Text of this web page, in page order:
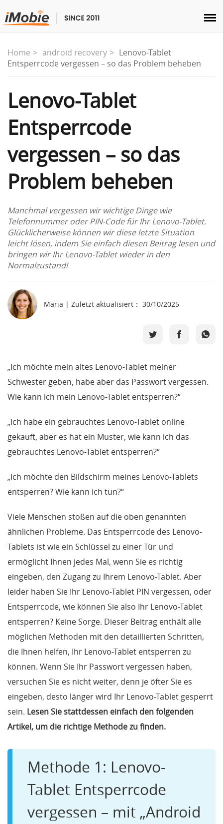
Entsperren & Wiederherstellen
Multimedia
Dienstprogramme
Lösungen
Store
Herunterladen
Support
Home android recovery
Lenovo-Tablet
Entsperrcode vergessen – so das Problem beheben
Lenovo-Tablet
Entsperrcode
vergessen – so das
Problem beheben
Manchmal vergessen wir wichtige Dinge wie
Telefonnummer oder PIN-Code für Ihr Lenovo-Tablet.
Glücklicherweise können wir diese letzte Situation
leicht lösen, indem Sie einfach diesen Beitrag lesen und
bringen wir Ihr Lenovo-Tablet wieder in den
Normalzustand!
Maria | Zuletzt aktualisiert： 30/10/2025
„Ich möchte mein altes Lenovo-Tablet meiner
Schwester geben, habe aber das Passwort vergessen.
Wie kann ich mein Lenovo-Tablet entsperren?“
„Ich habe ein gebrauchtes Lenovo-Tablet online
gekauft, aber es hat ein Muster, wie kann ich das
gebrauchtes Lenovo-Tablet entsperren?“
„Ich möchte den Bildschirm meines Lenovo-Tablets
entsperren? Wie kann ich tun?“
Viele Menschen stoßen auf die oben genannten
ähnlichen Probleme. Das Entsperrcode des Lenovo-
Tablets ist wie ein Schlüssel zu einer Tür und
ermöglicht Ihnen jedes Mal, wenn Sie es richtig
eingeben, den Zugang zu Ihrem Lenovo-Tablet. Aber
leider haben Sie Ihr Lenovo-Tablet PIN vergessen, oder
Entsperrcode, wie können Sie also Ihr Lenovo-Tablet
entsperren? Keine Sorge. Dieser Beitrag enthält alle
möglichen Methoden mit den detaillierten Schritten,
die Ihnen helfen, Ihr Lenovo-Tablet entsperren zu
können. Wenn Sie Ihr Passwort vergessen haben,
versuchen Sie es nicht weiter, denn je öfter Sie es
eingeben, desto länger wird Ihr Lenovo-Tablet gesperrt
sein. Lesen Sie stattdessen einfach den folgenden
Artikel, um die richtige Methode zu finden.
Methode 1: Lenovo-
Tablet Entsperrcode
vergessen – mit „Android